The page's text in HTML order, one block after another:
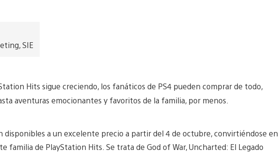
SIE
Hits sigue creciendo, los fanáticos de PS4 pueden comprar de todo,
aventuras emocionantes y favoritos de la familia, por menos.
disponibles a un excelente precio a partir del 4 de octubre, convirtiéndose en
familia de PlayStation Hits. Se trata de God of War, Uncharted: El Legado